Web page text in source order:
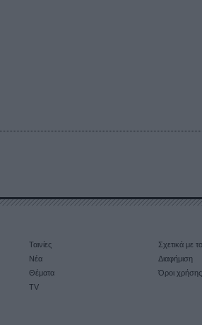
Ταινίες
Νέα
Θέματα
TV
Σχετικά με
Διαφήμιση
Όροι